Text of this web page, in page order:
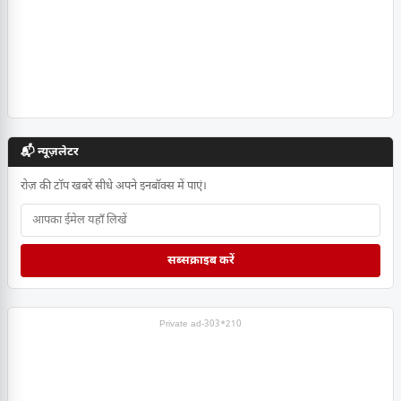
📬 न्यूज़लेटर
रोज़ की टॉप खबरें सीधे अपने इनबॉक्स में पाएं।
सब्सक्राइब करें
Private ad-303*210